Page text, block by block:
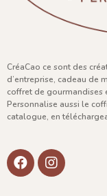
CréaCao ce sont des
d’entreprise, cadeau de
coffret de gourmandises
Personnalise aussi le
catalogue, en